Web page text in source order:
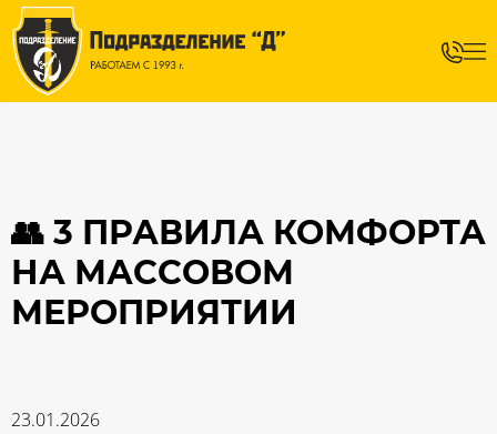
👥 3 ПРАВИЛА КОМФОРТА
НА МАССОВОМ
МЕРОПРИЯТИИ
23.01.2026